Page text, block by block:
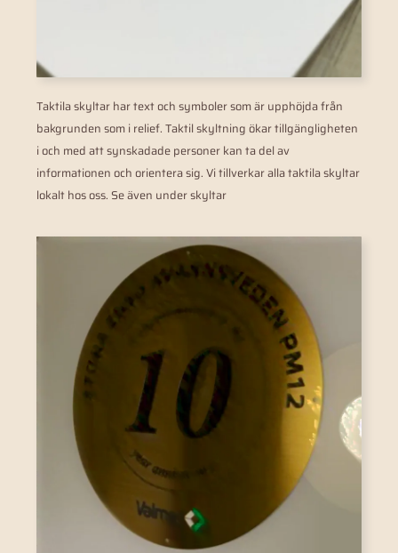
Taktila skyltar har text och symboler som är upphöjda från
bakgrunden som i relief. Taktil skyltning ökar tillgängligheten
i och med att synskadade personer kan ta del av
informationen och orientera sig. Vi tillverkar alla taktila skyltar
lokalt hos oss. Se även under skyltar